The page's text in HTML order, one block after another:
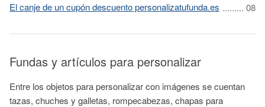
El canje de un cupón descuento personalizatufunda.es
Fundas y artículos para personalizar
Entre los objetos para personalizar con imágenes se cuentan
tazas, chuches y galletas, rompecabezas, chapas para